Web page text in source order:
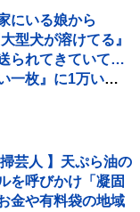
にいる娘から
型犬が溶けてる』
られてきていて…
一枚』に1万いい
掃芸人 】天ぷら油の
を呼びかけ「凝固
金や有料袋の地域